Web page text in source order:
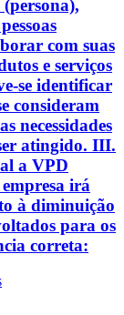
com suas
e serviços
se identificar
consideram
necessidades
atingido. III.
a VPD
irá
à diminuição
para os
correta: